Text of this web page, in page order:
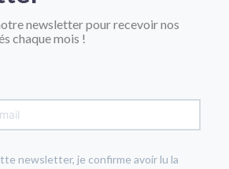
newsletter pour recevoir nos
chaque mois !
newsletter, je confirme avoir lu la